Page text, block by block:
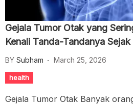
Gejala Tumor Otak yang
Kenali Tanda-Tandanya Sejak
BY Subham March 25, 2026
health
Gejala Tumor Otak Banyak